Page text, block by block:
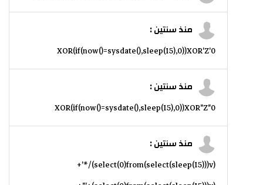
منذ سنتين :
0'XOR(if(now()=sysdate(),sleep(15),0))XOR'Z
منذ سنتين :
0"XOR(if(now()=sysdate(),sleep(15),0))XOR"Z
منذ سنتين :
(select(0)from(select(sleep(15)))v)/*'+